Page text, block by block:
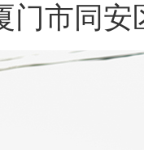
门市同